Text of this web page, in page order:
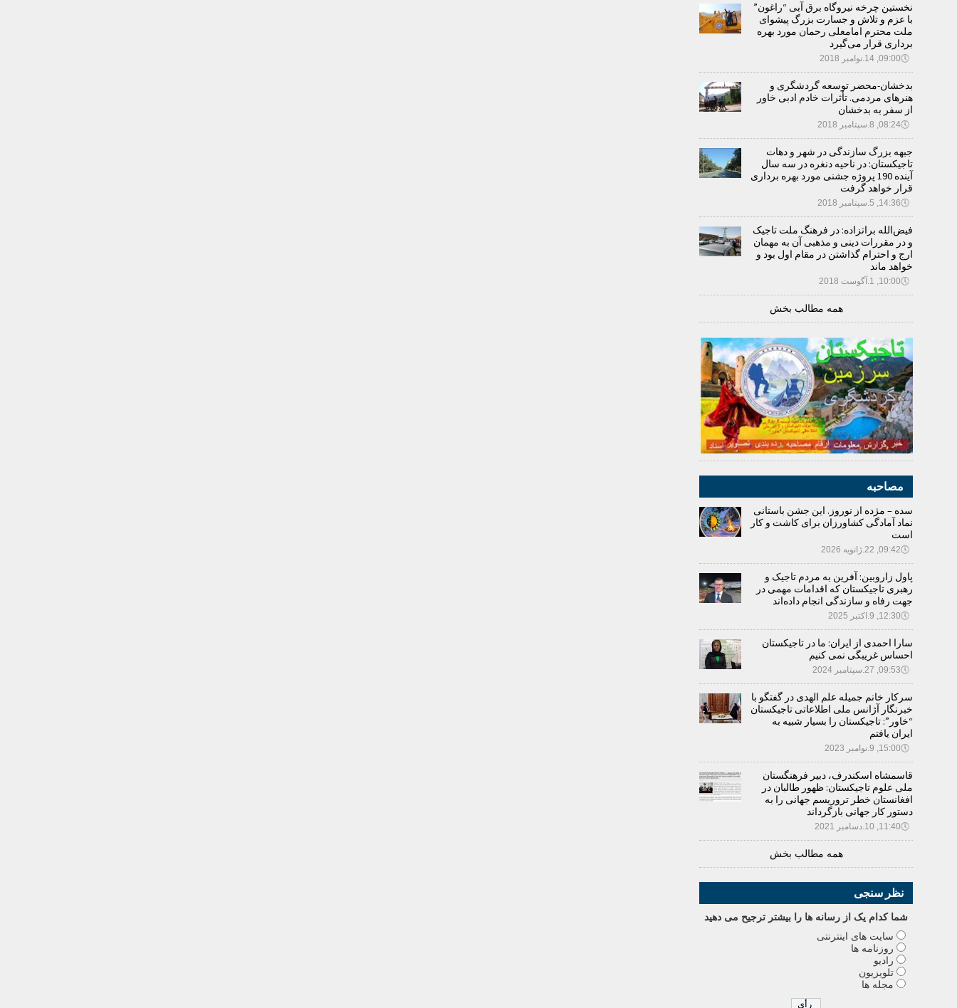
نخستین چرخه نیروگاه برق آبی “راغون”
با عزم و تلاش و جسارت بزرگ پیشوای
ملت محترم امامعلی رحمان مورد بهره
برداری قرار می‌گیرد
🕔09:00, 14.نوامبر 2018
بدخشان-محضر توسعه گردشگری و
هنرهای مردمی. تأثرات خادم ادبی خاور
از سفر به بدخشان
🕔08:24, 8.سپتامبر 2018
جبهه بزرگ سازندگی در شهر و دهات
تاجیکستان: در ناحیه دنغره در سه سال
آینده 190 پروژه جشنی مورد بهره برداری
قرار خواهد گرفت
🕔14:36, 5.سپتامبر 2018
فیض‌الله براتزاده: در فرهنگ ملت تاجیک
و در مقررات دینی و مذهبی آن به مهمان
ارج و احترام گذاشتن در مقام اول بود و
خواهد ماند
🕔10:00, 1.آگوست 2018
همه مطالب بخش
مصاحبه
سده – مژده از نوروز. این جشن باستانی
نماد آمادگی کشاورزان برای کاشت و کار
است
🕔09:42, 22.ژانویه 2026
پاول زاروبین: آفرین به مردم تاجیک و
رهبری تاجیکستان که اقدامات مهمی در
جهت رفاه و سازندگی انجام داده‌اند
🕔12:30, 9.اکتبر 2025
سارا احمدی از ایران: ما در تاجیکستان
احساس غریبگی نمی کنیم
🕔09:53, 27.سپتامبر 2024
سرکار خانم جمیله علم الهدی در گفتگو با
خبرنگار آژانس ملی اطلاعاتی تاجیکستان
“خاور”: تاجیکستان را بسیار شبیه به
ایران یافتم
🕔15:00, 9.نوامبر 2023
قاسمشاه اسکندرف، دبیر فرهنگستان
ملی علوم تاجیکستان: ظهور طالبان در
افغانستان خطر تروریسم جهانی را به
دستور کار جهانی بازگرداند
🕔11:40, 10.دسامبر 2021
همه مطالب بخش
نظر سنجی
شما کدام يک از رسانه ها را بيشتر ترجيح می دهيد
سایت های اینترنتی
روزنامه ها
رادیو
تلویزیون
مجله ها